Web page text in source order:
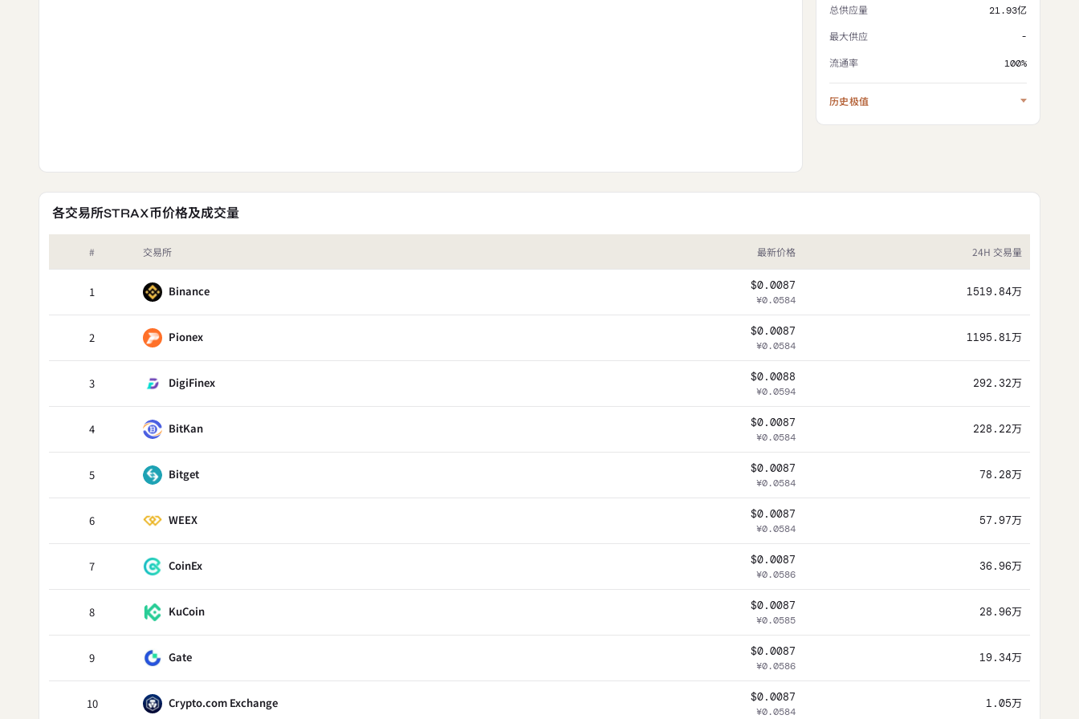
总供应量 21.93亿
最大供应 -
流通率 100%
历史极值
各交易所STRAX币价格及成交量
# 交易所 最新价格 24H 交易量
1 Binance $0.0087
¥0.0584
1519.84万
2 Pionex $0.0087
¥0.0584
1195.81万
3 DigiFinex $0.0088
¥0.0594
292.32万
4 BitKan $0.0087
¥0.0584
228.22万
5 Bitget $0.0087
¥0.0584
78.28万
6 WEEX $0.0087
¥0.0584
57.97万
7 CoinEx $0.0087
¥0.0586
36.96万
8 KuCoin $0.0087
¥0.0585
28.96万
9 Gate $0.0087
¥0.0586
19.34万
10 Crypto.com Exchange $0.0087
¥0.0584
1.05万